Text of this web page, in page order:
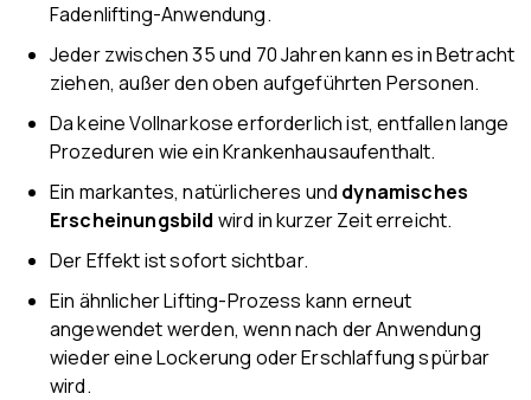
Fadenlifting-Anwendung.
Jeder zwischen 35 und 70 Jahren kann es in Betracht
ziehen, außer den oben aufgeführten Personen.
Da keine Vollnarkose erforderlich ist, entfallen lange
Prozeduren wie ein Krankenhausaufenthalt.
Ein markantes, natürlicheres und dynamisches
Erscheinungsbild wird in kurzer Zeit erreicht.
Der Effekt ist sofort sichtbar.
Ein ähnlicher Lifting-Prozess kann erneut
angewendet werden, wenn nach der Anwendung
wieder eine Lockerung oder Erschlaffung spürbar
wird.